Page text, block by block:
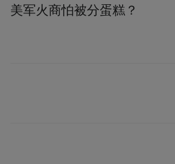
美军火商怕被分蛋糕？